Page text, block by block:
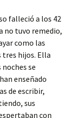
falleció a los 42
no tuvo remedio,
como las
tres hijos. Ella
se
enseñado
de escribir,
sus
con